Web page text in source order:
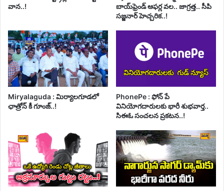
వాన..!
బాయ్‌ఫ్రెండ్ ఆఫర్ల వల.. జాగ్రత్త.. సీపి
సజ్జనార్ హెచ్చరిక..!
Miryalaguda : మిర్యాలగూడలో
ఛాత్రోన్ కీ గూంజ్..!
PhonePe : ఫోన్ పే
వినియోగదారులకు భారీ శుభవార్త..
సిఈఓ సంచలన ప్రకటన..!